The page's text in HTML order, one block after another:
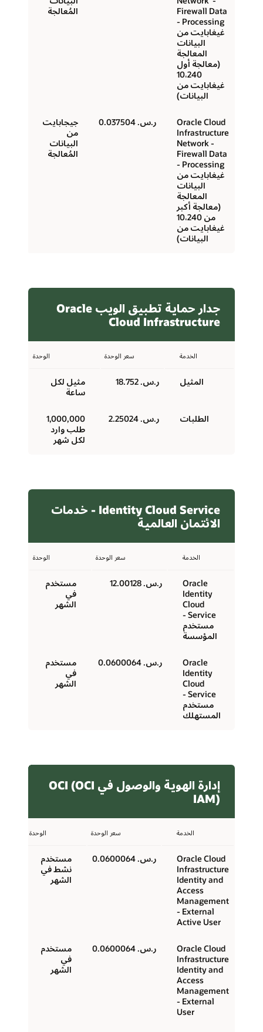
Firewall Data
Processing -
غيغابايت من
البيانات
المعالجة
(معالجة أول
10،240
غيغابايت من
البيانات)
المُعالجة
Oracle Cloud
- Network
Firewall Data
Processing -
غيغابايت من
البيانات
المعالجة
(معالجة أكبر
من 10،240
غيغابايت من
البيانات)
ر.س.‏ 0.037504
جيجابايت
من
البيانات
المُعالجة
جدار حماية تطبيق الويب Oracle
Cloud Infrastructure
الخدمة سعر الوحدة الوحدة
المثيل ر.س.‏ 18.752
مثيل لكل
ساعة
الطلبات ر.س.‏ 2.25024
1,000,000
طلب وارد
لكل شهر
Identity Cloud Service - خدمات
الائتمان العالمية
الخدمة سعر الوحدة الوحدة
Oracle
Identity
Cloud
Service -
مستخدم
المؤسسة
ر.س.‏ 12.00128
مستخدم
في
الشهر
Oracle
Identity
Cloud
Service -
مستخدم
المستهلك
ر.س.‏ 0.0600064
مستخدم
في
الشهر
إدارة الهوية والوصول في OCI (OCI
IAM)
الخدمة سعر الوحدة الوحدة
Oracle Cloud
Infrastructure
Identity and
Access
Management
- External
Active User
ر.س.‏ 0.0600064
مستخدم
نشط في
الشهر
Oracle Cloud
Infrastructure
Identity and
Access
Management
- External
User
ر.س.‏ 0.0600064
مستخدم
في
الشهر